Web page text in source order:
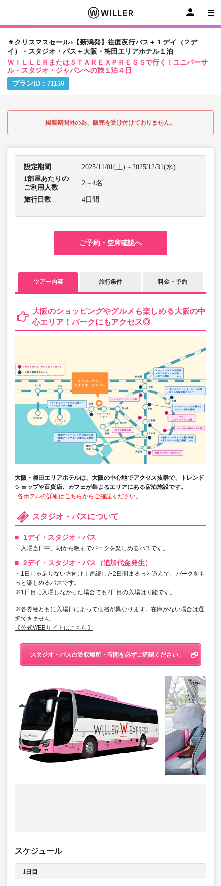
＃クリスマスセール♪【新潟発】往復夜行バス＋１デイ（２デ
イ）・スタジオ・パス＋大阪・梅田エリアホテル１泊
ＷＩＬＬＥＲまたはＳＴＡＲＥＸＰＲＥＳＳで行く！ユニバーサ
ル・スタジオ・ジャパンへの旅１泊４日
プランID： 71150
掲載期間外の為、販売を受け付けておりません。
設定期間
2025/11/01(土)～2025/12/31(水)
1部屋あたりの
ご利用人数
2～4名
旅行日数 4日間
ご予約・空席確認へ
ツアー内容 旅行条件 料金・予約
大阪のショッピングやグルメも楽しめる大阪の中
心エリア！パークにもアクセス◎
大阪・梅田エリアホテルは、大阪の中心地でアクセス抜群で、トレンド
ショップや百貨店、カフェが集まるエリアにある宿泊施設です。
各ホテルの詳細はこちらからご確認ください。
スタジオ・パスについて
1デイ・スタジオ・パス
・入場当日中、朝から晩までパークを楽しめるパスです。
2デイ・スタジオ・パス（追加代金発生）
・1日じゃ足りない方向け！連続した2日間まるっと遊んで、パークをも
っと楽しめるパスです。
※1日目に入場しなかった場合でも2日目の入場は可能です。
※各券種ともに入場日によって価格が異なります。在庫がない場合は選
択できません。
【公式WEBサイトはこちら】
スタジオ・パスの受取場所・時間を必ずご確認ください。
スケジュール
1日目